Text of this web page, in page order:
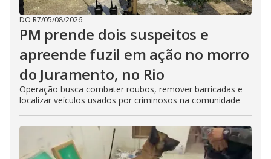
DO R7/05/08/2026
PM prende dois suspeitos e
apreende fuzil em ação no morro
do Juramento, no Rio
Operação busca combater roubos, remover barricadas e
localizar veículos usados por criminosos na comunidade